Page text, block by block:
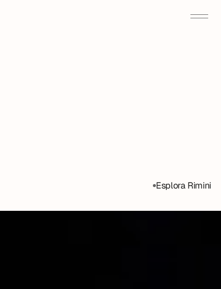
Esplora Rimini